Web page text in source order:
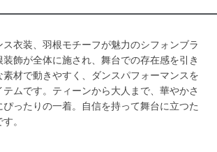
衣装、羽根モチーフが魅力のシフォンブラ
飾が全体に施され、舞台での存在感を引き
素材で動きやすく、ダンスパフォーマンスを
ムです。ティーンから大人まで、華やかさ
ったりの一着。自信を持って舞台に立つた
。